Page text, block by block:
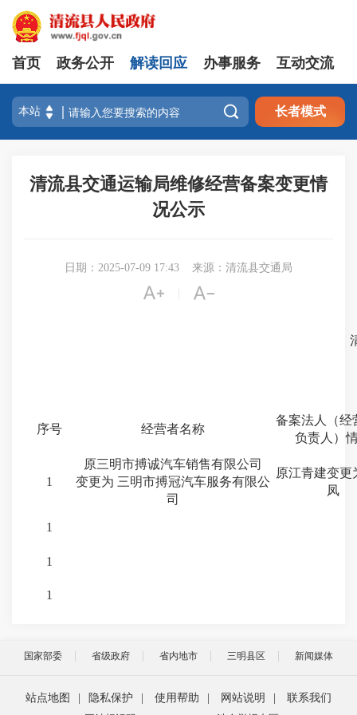
首页 政务公开 解读回应 办事服务 互动交流
 长者模式
清流县交通运输局维修经营备案变更情
况公示
日期：2025-07-09 17:43 来源：清流县交通局
 
序号 经营者名称
备案法人（经
负责人）
1
原三明市搏诚汽车销售有限公司
变更为 三明市搏冠汽车服务有限公
司
原江青建变更
凤
1
1
1
国家部委 省级政府 省内地市 三明县区 新闻媒体
站点地图 隐私保护 使用帮助 网站说明
联系我们